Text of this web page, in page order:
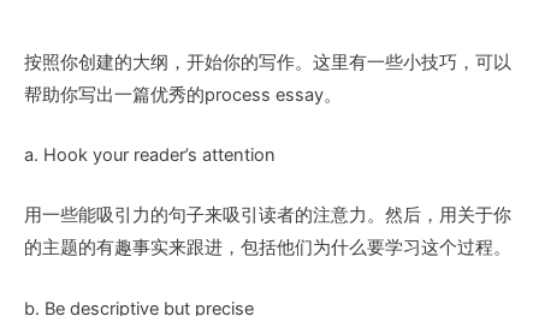
按照你创建的大纲，开始你的写作。这里有一些小技巧，可以
帮助你写出一篇优秀的process essay。
a. Hook your reader’s attention
用一些能吸引力的句子来吸引读者的注意力。然后，用关于你
的主题的有趣事实来跟进，包括他们为什么要学习这个过程。
b. Be descriptive but precise